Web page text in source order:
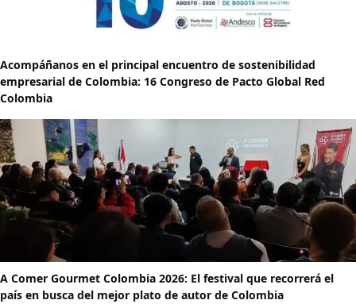
Acompáñanos en el principal encuentro de sostenibilidad
empresarial de Colombia: 16 Congreso de Pacto Global Red
Colombia
A Comer Gourmet Colombia 2026: El festival que recorrerá el
país en busca del mejor plato de autor de Colombia